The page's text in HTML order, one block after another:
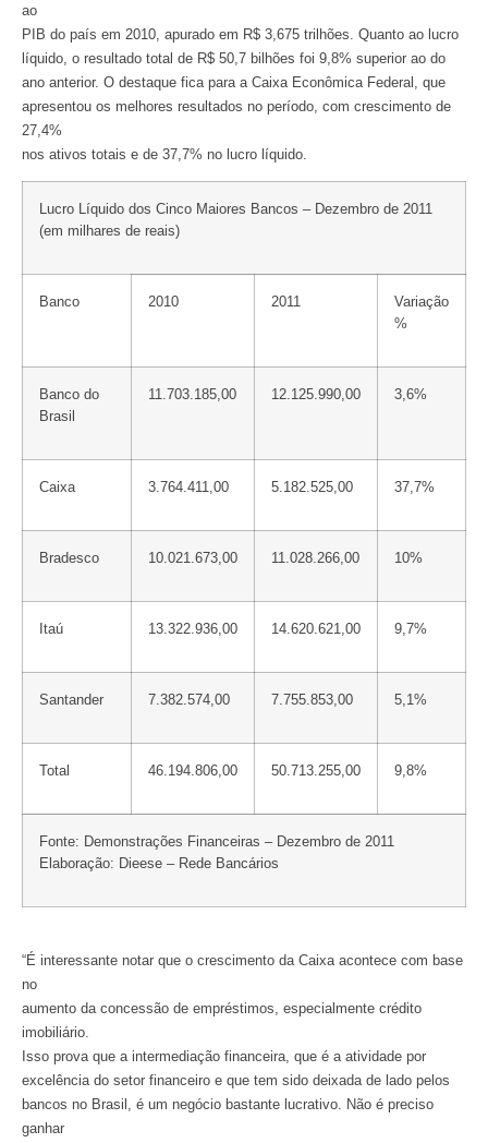
ao
PIB do país em 2010, apurado em R$ 3,675 trilhões. Quanto ao lucro
líquido, o resultado total de R$ 50,7 bilhões foi 9,8% superior ao do
ano anterior. O destaque fica para a Caixa Econômica Federal, que
apresentou os melhores resultados no período, com crescimento de
27,4%
nos ativos totais e de 37,7% no lucro líquido.
Lucro Líquido dos Cinco Maiores Bancos – Dezembro de 2011
(em milhares de reais)
Banco 2010 2011
Variação
%
Banco do
Brasil
11.703.185,00 12.125.990,00 3,6%
Caixa 3.764.411,00 5.182.525,00 37,7%
Bradesco 10.021.673,00 11.028.266,00 10%
Itaú 13.322.936,00 14.620.621,00 9,7%
Santander 7.382.574,00 7.755.853,00 5,1%
Total 46.194.806,00 50.713.255,00 9,8%
Fonte: Demonstrações Financeiras – Dezembro de 2011
Elaboração: Dieese – Rede Bancários
“É interessante notar que o crescimento da Caixa acontece com base
no
aumento da concessão de empréstimos, especialmente crédito
imobiliário.
Isso prova que a intermediação financeira, que é a atividade por
excelência do setor financeiro e que tem sido deixada de lado pelos
bancos no Brasil, é um negócio bastante lucrativo. Não é preciso
ganhar